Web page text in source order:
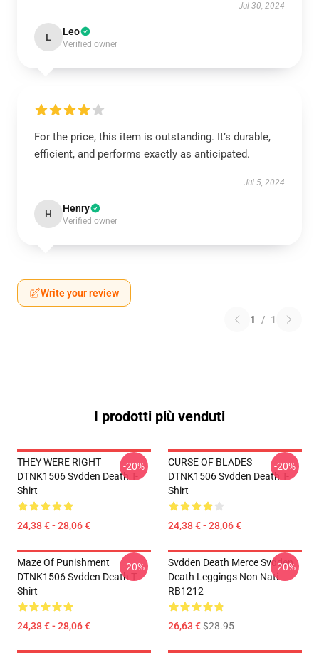
Jul 30, 2024
L Leo
Verified owner
For the price, this item is outstanding. It’s durable,
efficient, and performs exactly as anticipated.
Jul 5, 2024
H Henry
Verified owner
Write your review
1 / 1
I prodotti più venduti
THEY WERE RIGHT
DTNK1506 Svdden Death T-
Shirt
24,38 € - 28,06 €
-20%
CURSE OF BLADES
DTNK1506 Svdden Death T-
Shirt
24,38 € - 28,06 €
-20%
Maze Of Punishment
DTNK1506 Svdden Death T-
Shirt
24,38 € - 28,06 €
-20%
Svdden Death Merce Svdden
Death Leggings Non Nati
RB1212
26,63 €$28.95
-20%